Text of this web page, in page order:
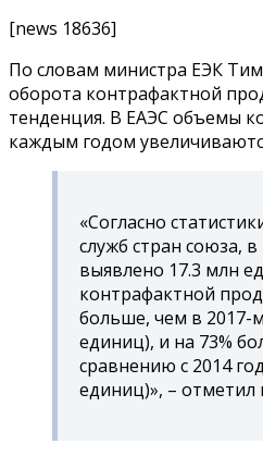
[news 18636]
По словам министра ЕЭК
оборота контрафактной
тенденция. В ЕАЭС объемы
каждым годом
«Согласно
служб стран союза, в
выявлено 17.3 млн
контрафактной
больше, чем в 2017-
единиц), и на 73%
сравнению с 2014
единиц)», – отметил